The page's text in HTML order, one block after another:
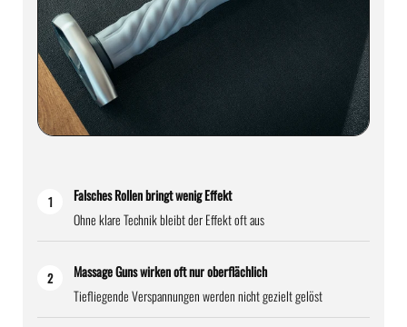
1
Falsches Rollen bringt wenig Effekt
Ohne klare Technik bleibt der Effekt oft aus
2
Massage Guns wirken oft nur oberflächlich
Tiefliegende Verspannungen werden nicht gezielt gelöst